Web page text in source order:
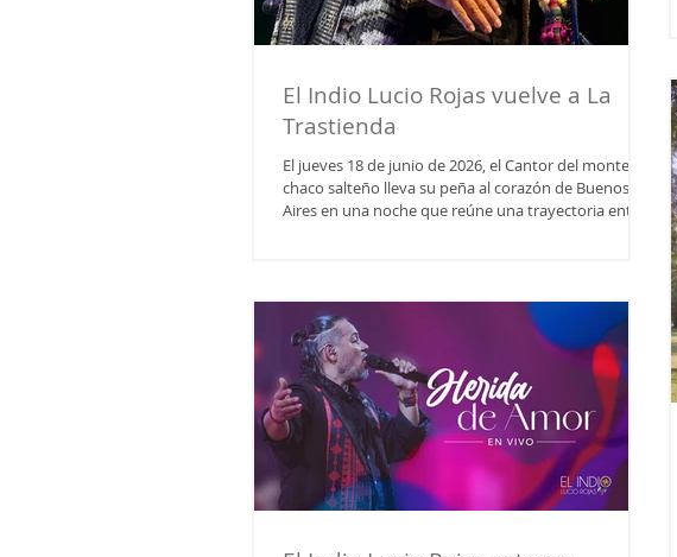
El Indio Lucio Rojas vuelve a La
Trastienda
El jueves 18 de junio de 2026, el Cantor del monte del
chaco salteño lleva su peña al corazón de Buenos
Aires en una noche que reúne una trayectoria entera
no es casual, La Trastienda es un espacio que habilita
las mesas compartidas, el vino, las empanadas y el
baile. Allí el público no asiste a un recital sino que
disfruta